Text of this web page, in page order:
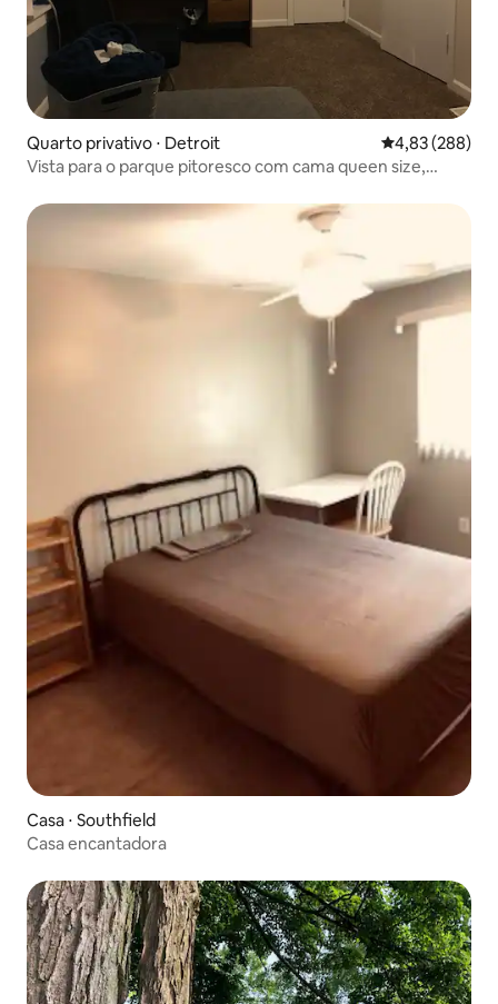
Quarto privativo ⋅ Detroit 4,83 de uma
4,83 (288)
Vista para o parque pitoresco com cama queen size,
Casa ⋅ Southfield
Casa encantadora